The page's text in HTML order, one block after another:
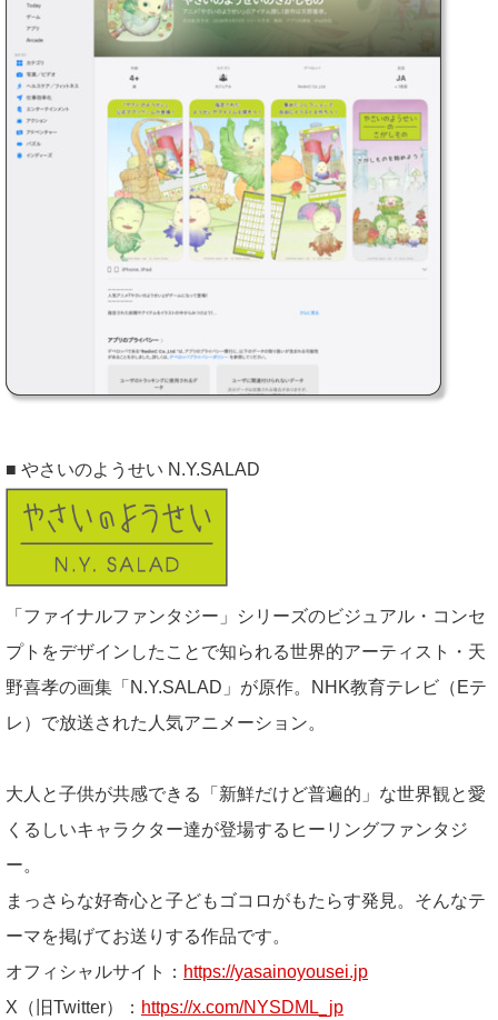
■ やさいのようせい N.Y.SALAD
「ファイナルファンタジー」シリーズのビジュアル・コンセ
プトをデザインしたことで知られる世界的アーティスト・天
野喜孝の画集「N.Y.SALAD」が原作。NHK教育テレビ（Eテ
レ）で放送された人気アニメーション。
大人と子供が共感できる「新鮮だけど普遍的」な世界観と愛
くるしいキャラクター達が登場するヒーリングファンタジ
ー。
まっさらな好奇心と子どもゴコロがもたらす発見。そんなテ
ーマを掲げてお送りする作品です。
オフィシャルサイト： https://yasainoyousei.jp
X（旧Twitter）： https://x.com/NYSDML_jp